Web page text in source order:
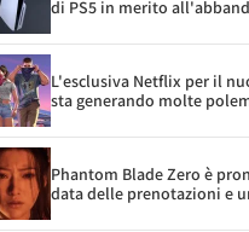
di PS5 in merito
L'esclusiva Netflix per il
sta generando molte
Phantom Blade Zero è
data delle prenotazioni e